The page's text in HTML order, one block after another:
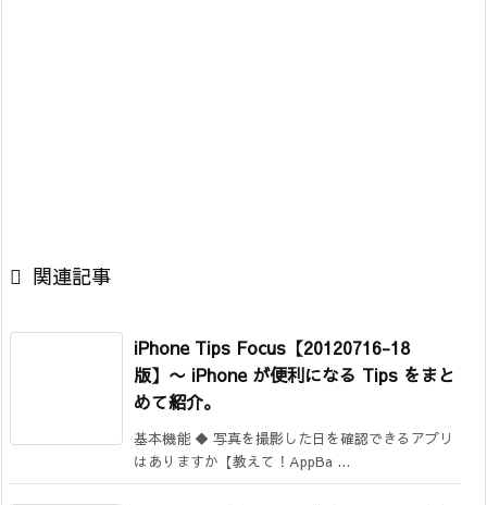
 関連記事
iPhone Tips Focus【20120716-18
版】〜 iPhone が便利になる Tips をまと
めて紹介。
基本機能 ◆ 写真を撮影した日を確認できるアプリ
はありますか【教えて！AppBa ...